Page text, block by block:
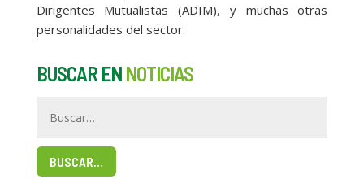
Dirigentes Mutualistas (ADIM), y muchas otras
personalidades del sector.
BUSCAR EN NOTICIAS
BUSCAR…